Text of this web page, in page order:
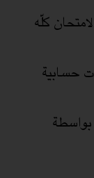
كلّه
حسابية
بواسطة